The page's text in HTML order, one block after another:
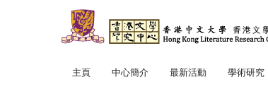
主頁
中心簡介
最新活動 學術研究